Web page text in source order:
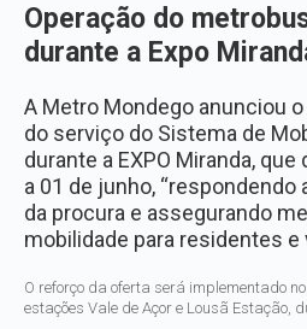
Operação do
durante a Expo
A Metro Mondego anunciou
do serviço do Sistema de
durante a EXPO Miranda,
a 01 de junho,
da procura e assegurando
mobilidade para residentes e
O reforço da oferta será implementado
estações Vale de Açor e Lousã Estação,